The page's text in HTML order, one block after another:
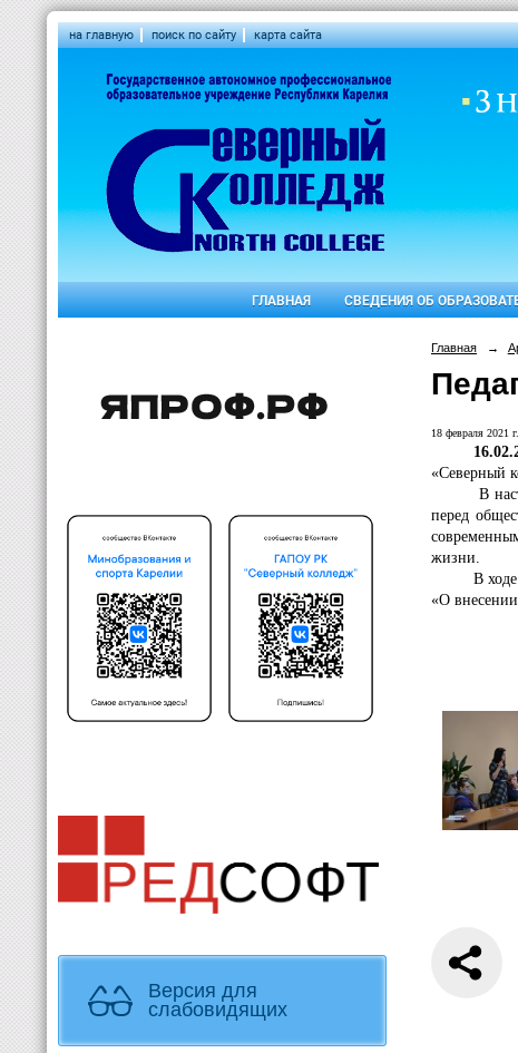
на главную поиск по сайту карта сайта
ГЛАВНАЯ СВЕДЕНИЯ ОБ
Версия для
слабовидящих
Главная →
18 февраля 2021 г.
«Северный
В
перед
жизни.
В
«О внесении